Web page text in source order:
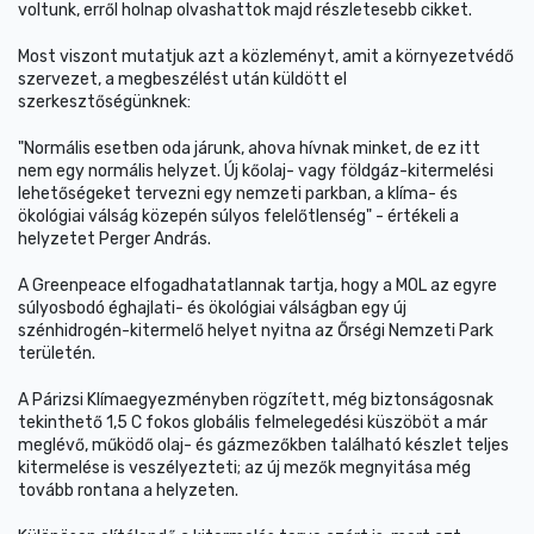
voltunk, erről holnap olvashattok majd részletesebb cikket.
Most viszont mutatjuk azt a közleményt, amit a környezetvédő
szervezet, a megbeszélést után küldött el
szerkesztőségünknek:
"Normális esetben oda járunk, ahova hívnak minket, de ez itt
nem egy normális helyzet. Új kőolaj- vagy földgáz-kitermelési
lehetőségeket tervezni egy nemzeti parkban, a klíma- és
ökológiai válság közepén súlyos felelőtlenség" - értékeli a
helyzetet Perger András.
A Greenpeace elfogadhatatlannak tartja, hogy a MOL az egyre
súlyosbodó éghajlati- és ökológiai válságban egy új
szénhidrogén-kitermelő helyet nyitna az Őrségi Nemzeti Park
területén.
A Párizsi Klímaegyezményben rögzített, még biztonságosnak
tekinthető 1,5 C fokos globális felmelegedési küszöböt a már
meglévő, működő olaj- és gázmezőkben található készlet teljes
kitermelése is veszélyezteti; az új mezők megnyitása még
tovább rontana a helyzeten.